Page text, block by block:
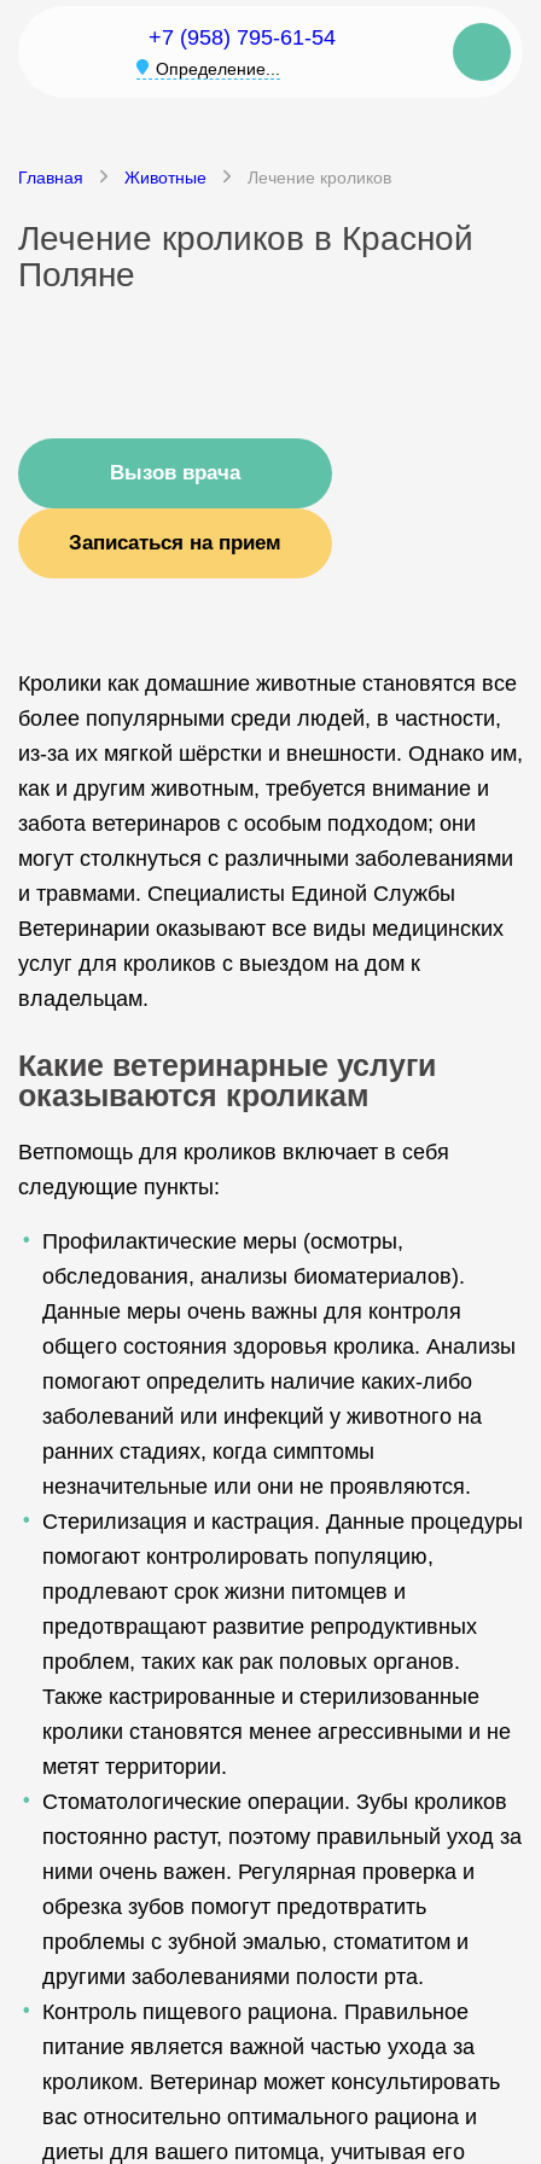
+7 (958) 795-61-54
Определение...
Главная Животные Лечение кроликов
Лечение кроликов в Красной
Поляне
Вызов врача
Записаться на прием
Кролики как домашние животные становятся все
более популярными среди людей, в частности,
из-за их мягкой шёрстки и внешности. Однако им,
как и другим животным, требуется внимание и
забота ветеринаров с особым подходом; они
могут столкнуться с различными заболеваниями
и травмами. Специалисты Единой Службы
Ветеринарии оказывают все виды медицинских
услуг для кроликов с выездом на дом к
владельцам.
Какие ветеринарные услуги
оказываются кроликам
Ветпомощь для кроликов включает в себя
следующие пункты:
Профилактические меры (осмотры,
обследования, анализы биоматериалов).
Данные меры очень важны для контроля
общего состояния здоровья кролика. Анализы
помогают определить наличие каких-либо
заболеваний или инфекций у животного на
ранних стадиях, когда симптомы
незначительные или они не проявляются.
Стерилизация и кастрация. Данные процедуры
помогают контролировать популяцию,
продлевают срок жизни питомцев и
предотвращают развитие репродуктивных
проблем, таких как рак половых органов.
Также кастрированные и стерилизованные
кролики становятся менее агрессивными и не
метят территории.
Стоматологические операции. Зубы кроликов
постоянно растут, поэтому правильный уход за
ними очень важен. Регулярная проверка и
обрезка зубов помогут предотвратить
проблемы с зубной эмалью, стоматитом и
другими заболеваниями полости рта.
Контроль пищевого рациона. Правильное
питание является важной частью ухода за
кроликом. Ветеринар может консультировать
вас относительно оптимального рациона и
диеты для вашего питомца, учитывая его